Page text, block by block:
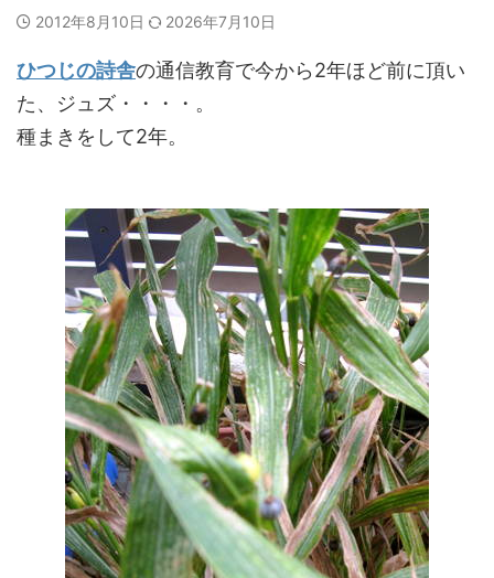
2012年8月10日 2026年7月10日
ひつじの詩舎の通信教育で今から2年ほど前に頂い
た、ジュズ・・・・。
種まきをして2年。